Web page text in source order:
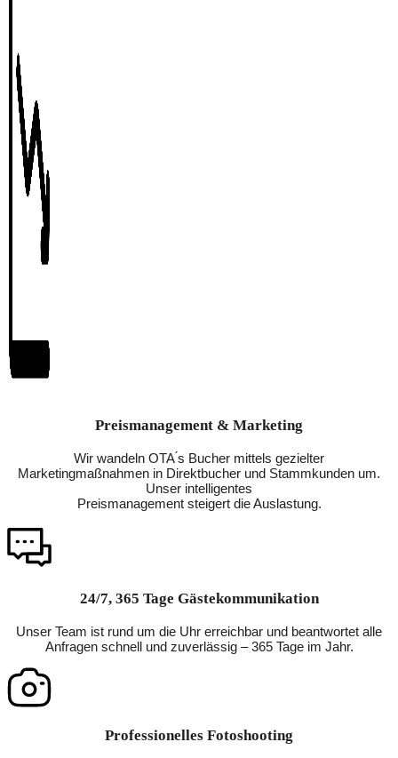
Preismanagement & Marketing
Wir wandeln OTA ́s Bucher mittels gezielter
Marketingmaßnahmen in Direktbucher und Stammkunden um.
Unser intelligentes
Preismanagement steigert die Auslastung.
24/7, 365 Tage Gästekommunikation
Unser Team ist rund um die Uhr erreichbar und beantwortet alle
Anfragen schnell und zuverlässig – 365 Tage im Jahr.
Professionelles Fotoshooting